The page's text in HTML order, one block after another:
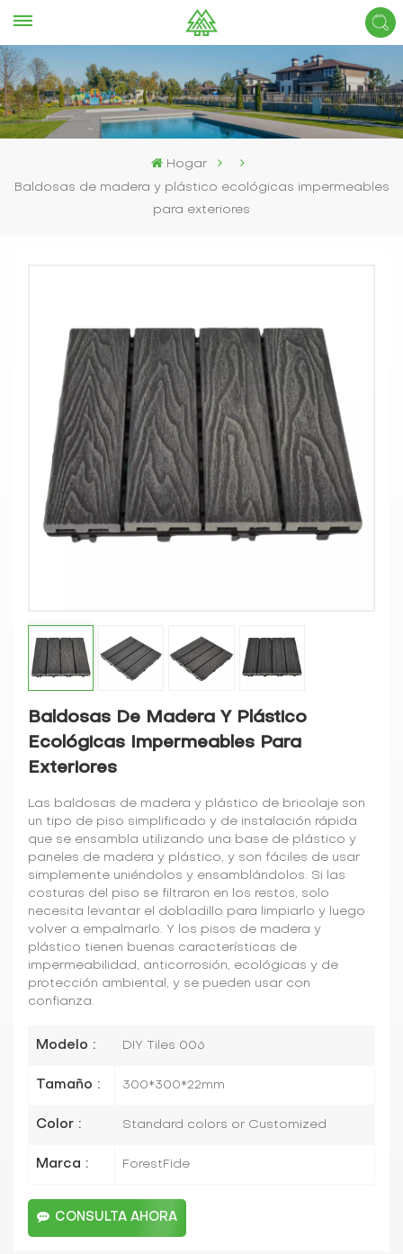
Hogar
Baldosas de madera y plástico ecológicas impermeables
para exteriores
Baldosas De Madera Y Plástico
Ecológicas Impermeables Para
Exteriores
Las baldosas de madera y plástico de bricolaje son
un tipo de piso simplificado y de instalación rápida
que se ensambla utilizando una base de plástico y
paneles de madera y plástico, y son fáciles de usar
simplemente uniéndolos y ensamblándolos. Si las
costuras del piso se filtraron en los restos, solo
necesita levantar el dobladillo para limpiarlo y luego
volver a empalmarlo. Y los pisos de madera y
plástico tienen buenas características de
impermeabilidad, anticorrosión, ecológicas y de
protección ambiental, y se pueden usar con
confianza.
Modelo : DIY Tiles 006
Tamaño : 300*300*22mm
Color : Standard colors or Customized
Marca : ForestFide
CONSULTA AHORA